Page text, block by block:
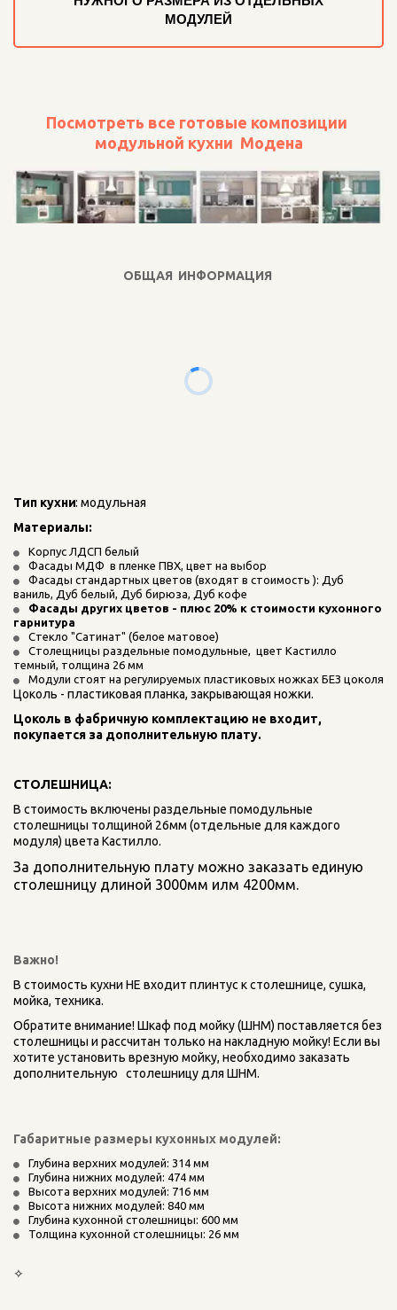
МОДУЛЕЙ
Посмотреть все готовые композиции
модульной кухни  Модена
ОБЩАЯ ИНФОРМАЦИЯ
Тип кухни: модульная
Материалы:
Корпус ЛДСП белый
Фасады МДФ  в пленке ПВХ, цвет на выбор
Фасады стандартных цветов (входят в стоимость ): Дуб
ваниль, Дуб белый, Дуб бирюза, Дуб кофе
Фасады других цветов - плюс 20% к стоимости кухонного
гарнитура
Стекло "Сатинат" (белое матовое)
Столещницы раздельные помодульные,  цвет Кастилло
темный, толщина 26 мм
Модули стоят на регулируемых пластиковых ножках БЕЗ цоколя
Цоколь - пластиковая планка, закрывающая ножки.
Цоколь в фабричную комплектацию не входит,
покупается за дополнительную плату.
СТОЛЕШНИЦА:
В стоимость включены раздельные помодульные
столешницы толщиной 26мм (отдельные для каждого
модуля) цвета Кастилло.
За дополнительную плату можно заказать единую
столешницу длиной 3000мм илм 4200мм.
Важно!
В стоимость кухни НЕ входит плинтус к столешнице, сушка,
мойка, техника.
Обратите внимание! Шкаф под мойку (ШНМ) поставляется без
столешницы и рассчитан только на накладную мойку! Если вы
хотите установить врезную мойку, необходимо заказать
дополнительную   столешницу для ШНМ.
Габаритные размеры кухонных модулей:
Глубина верхних модулей: 314 мм
Глубина нижних модулей: 474 мм
Высота верхних модулей: 716 мм
Высота нижних модулей: 840 мм
Глубина кухонной столешницы: 600 мм
Толщина кухонной столешницы: 26 мм
✧